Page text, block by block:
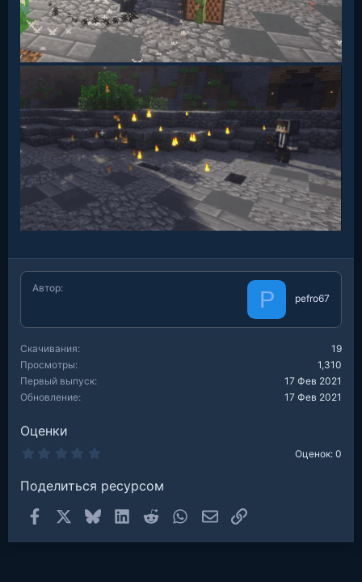
Автор P pefro67
Скачивания
19
Просмотры
1,310
Первый выпуск
17 Фев 2021
Обновление
17 Фев 2021
Оценки
0
з
в
е
д
Оценок: 0
Поделиться ресурсом
Facebook Bluesky LinkedInReddit WhatsAppЭлектронная почта
Ссылка